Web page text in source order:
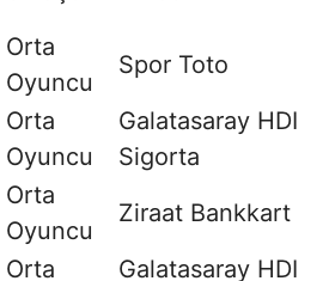
Orta
Oyuncu
Spor Toto
Orta
Oyuncu
Galatasaray HDI
Sigorta
Orta
Oyuncu
Ziraat Bankkart
Orta
Galatasaray HDI